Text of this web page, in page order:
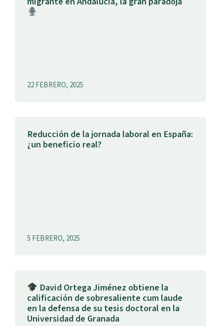
22 FEBRERO, 2025
Reducción de la jornada laboral en España:
¿un beneficio real?
5 FEBRERO, 2025
David Ortega Jiménez obtiene la
calificación de sobresaliente cum laude
en la defensa de su tesis doctoral en la
Universidad de Granada